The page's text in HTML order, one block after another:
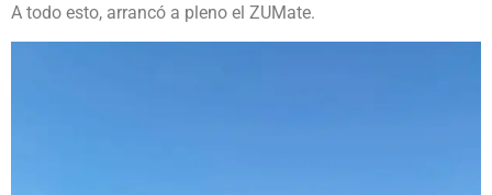
A todo esto, arrancó a pleno el ZUMate.